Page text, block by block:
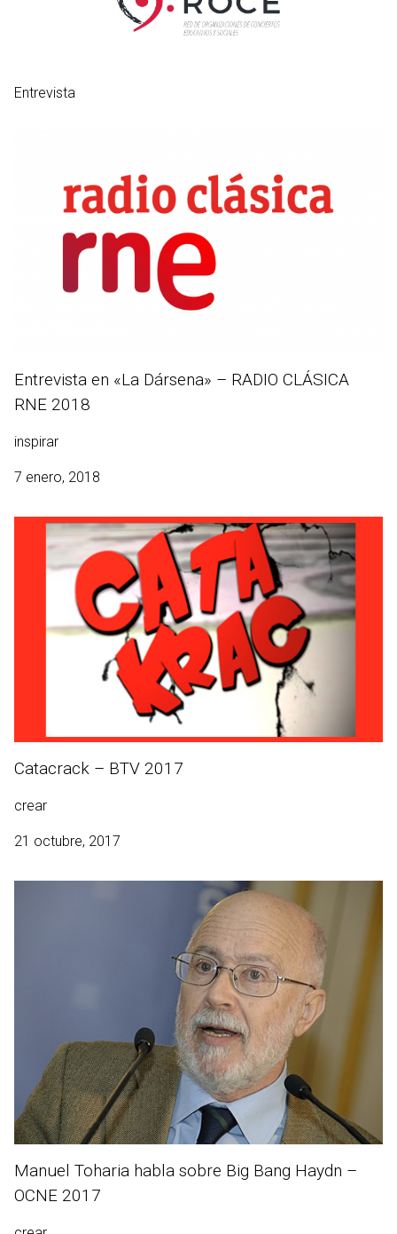
Entrevista
Entrevista en «La Dársena» – RADIO CLÁSICA
RNE 2018
inspirar
7 enero, 2018
Catacrack – BTV 2017
crear
21 octubre, 2017
Manuel Toharia habla sobre Big Bang Haydn –
OCNE 2017